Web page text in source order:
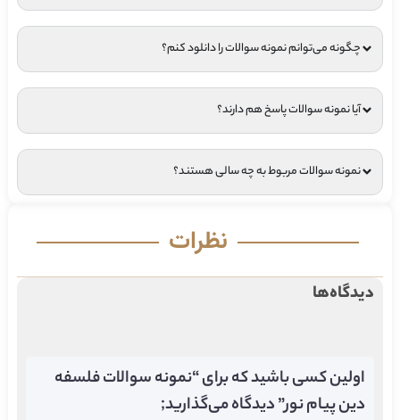
چگونه می‌توانم نمونه سوالات را دانلود کنم؟
آیا نمونه سوالات پاسخ هم دارند؟
نمونه سوالات مربوط به چه سالی هستند؟
نظرات
دیدگاه‌ها
اولین کسی باشید که برای “نمونه سوالات فلسفه
دین پیام نور” دیدگاه می‌گذارید;